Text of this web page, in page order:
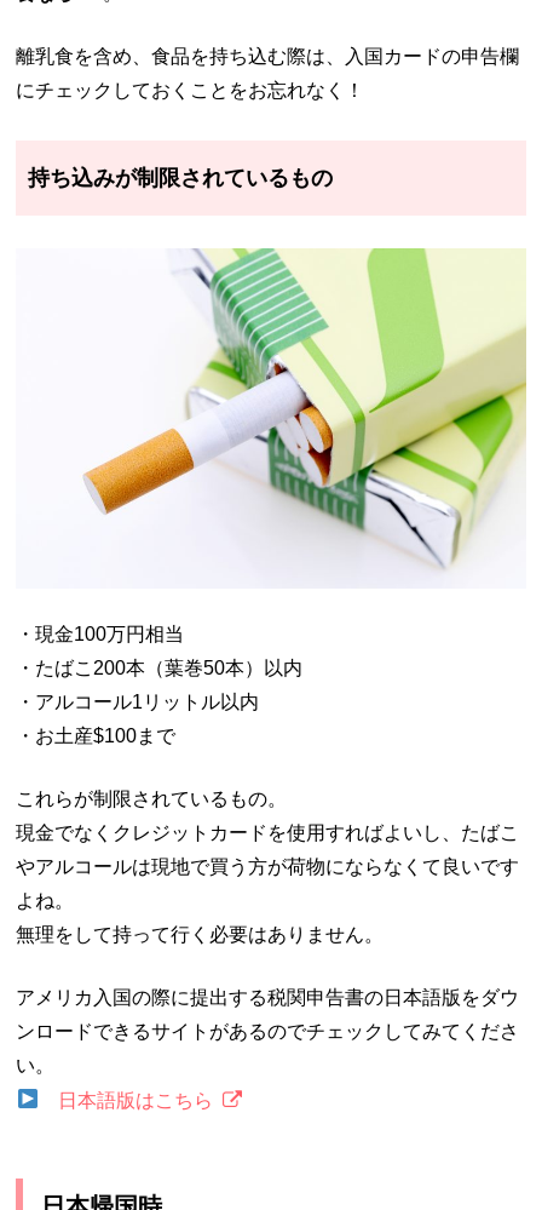
離乳食を含め、食品を持ち込む際は、入国カードの申告欄
にチェックしておくことをお忘れなく！
持ち込みが制限されているもの
・現金100万円相当
・たばこ200本（葉巻50本）以内
・アルコール1リットル以内
・お土産$100まで
これらが制限されているもの。
現金でなくクレジットカードを使用すればよいし、たばこ
やアルコールは現地で買う方が荷物にならなくて良いです
よね。
無理をして持って行く必要はありません。
アメリカ入国の際に提出する税関申告書の日本語版をダウ
ンロードできるサイトがあるのでチェックしてみてくださ
い。
日本語版はこちら